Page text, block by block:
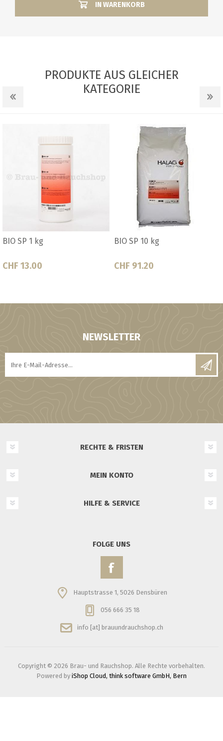
IN WARENKORB
PRODUKTE AUS GLEICHER
KATEGORIE
BIO SP 1 kg
CHF 13.00
BIO SP 10 kg
CHF 91.20
NEWSLETTER
RECHTE & FRISTEN
MEIN KONTO
HILFE & SERVICE
FOLGE UNS
Hauptstrasse 1, 5026 Densbüren
056 666 35 18
info [at] brauundrauchshop.ch
Copyright © 2026 Brau- und Rauchshop. Alle Rechte vorbehalten.
Powered by iShop Cloud, think software GmbH, Bern